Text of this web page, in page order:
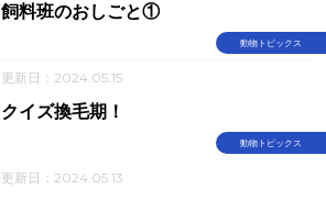
動物トピックス
飼料班のおしごと①
更新日：2024.05.15
動物トピックス
クイズ換毛期！
更新日：2024.05.13